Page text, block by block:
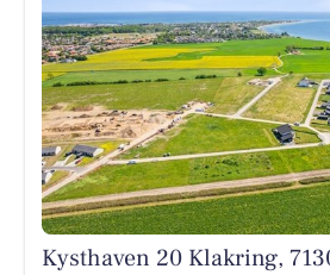
Kysthaven 20 Klakring,